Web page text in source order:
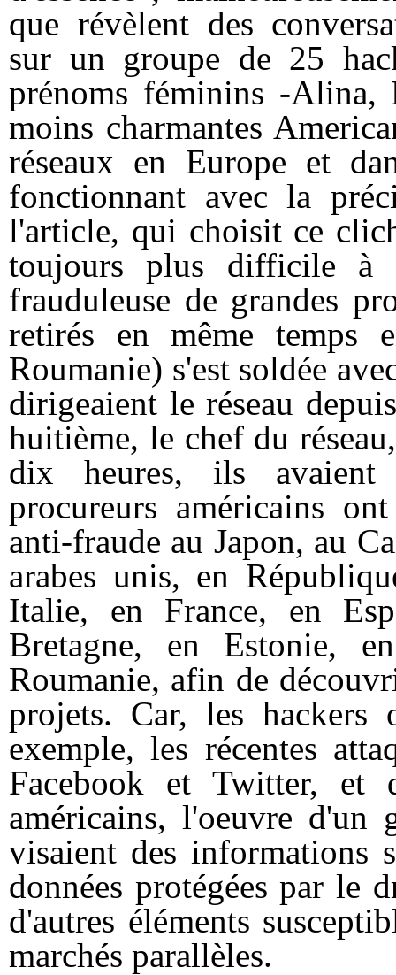
que révèlent des
sur un groupe de 25
prénoms féminins -Alina,
moins charmantes
réseaux en Europe et
fonctionnant avec la
l'article, qui choisit ce
toujours plus difficile à
frauduleuse de grandes
retirés en même
Roumanie) s'est soldée
dirigeaient le réseau
huitième, le chef du
dix heures, ils avaient
procureurs américains
anti-fraude au Japon, au
arabes unis, en
Italie, en France, en
Bretagne, en Estonie,
Roumanie, afin de
projets. Car, les hackers
exemple, les récentes
Facebook et Twitter, et
américains, l'oeuvre d'un
visaient des informations
données protégées par le
d'autres éléments
marchés parallèles.